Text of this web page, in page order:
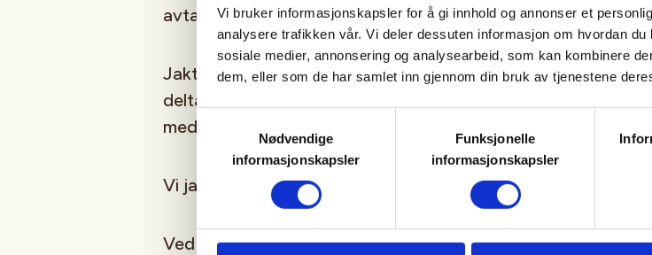
Vi bruker informasjonskapsler for å gi innhold og annonser et
analysere trafikken vår. Vi deler dessuten informasjon om hvordan
sosiale medier, annonsering og analysearbeid, som kan kombinere
dem, eller som de har samlet inn gjennom din bruk av tjenestene
Samtykkevalg
Nødvendige
informasjonskapsler
Funksjonelle
informasjonskapsler
avtale.
Jaktleder gjennomgår jaktreglementet og plasserer
deltakerne på post før hunden slippes. Deltakere må ha klær
med signalfarge – minst en caps størrelse.
Vi jakter kun med hagle.
Ved felling fordeles kjøtt – eventuelt gevir tilfaller skytter.